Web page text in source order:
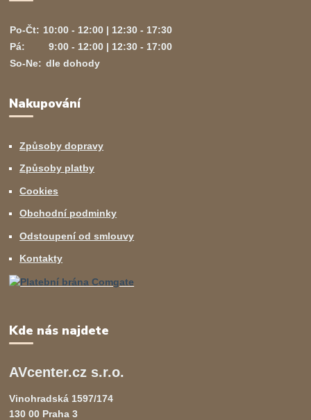
Po-Čt: 10:00 - 12:00 | 12:30 - 17:30
Pá:
9:00 - 12:00 | 12:30 - 17:00
So-Ne: dle dohody
Nakupování
Způsoby dopravy
Způsoby platby
Cookies
Obchodní podminky
Odstoupení od smlouvy
Kontakty
Kde nás najdete
AVcenter.cz s.r.o.
Vinohradská 1597/174
130 00 Praha 3